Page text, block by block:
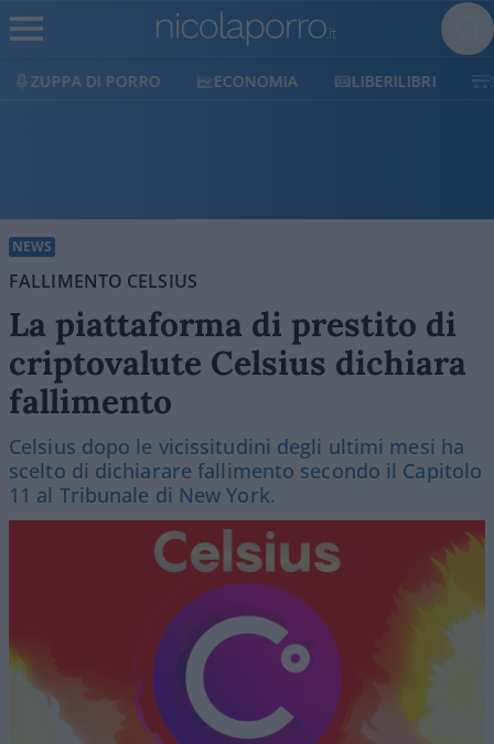
ECONOMIA LIBERILIBRI SHOP SOSTIENICI
NEWS
FALLIMENTO CELSIUS
La piattaforma di prestito di
criptovalute Celsius dichiara
fallimento
Celsius dopo le vicissitudini degli ultimi mesi ha
scelto di dichiarare fallimento secondo il Capitolo
11 al Tribunale di New York.